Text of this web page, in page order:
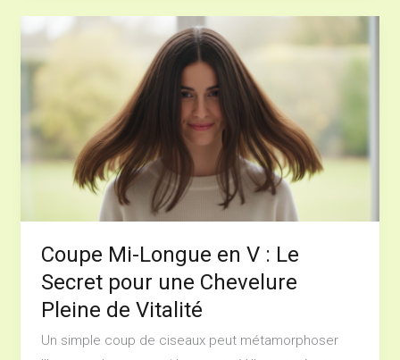
Coupe Mi-Longue en V : Le
Secret pour une Chevelure
Pleine de Vitalité
Un simple coup de ciseaux peut métamorphoser
Coupe
Longue
en
V
Le
Secret
pour
une
Chevelure
Pleine
de
Vitalité